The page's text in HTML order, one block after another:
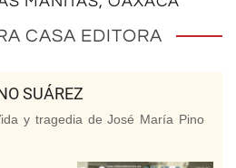
CASA EDITORA
SUÁREZ
y tragedia de José María Pino